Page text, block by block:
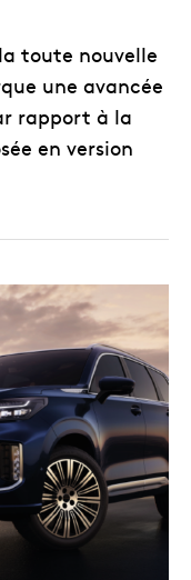
toute nouvelle
une avancée
rapport à la
en version